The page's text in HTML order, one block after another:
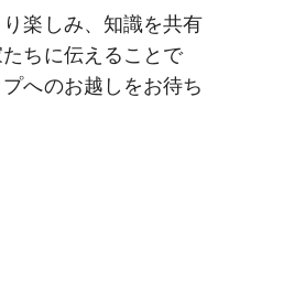
楽しみ、知識を共有
ちに伝えることで
へのお越しをお待ち